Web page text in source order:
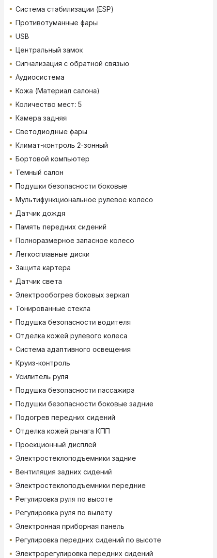
Система стабилизации (ESP)
Противотуманные фары
USB
Центральный замок
Сигнализация с обратной связью
Аудиосистема
Кожа (Материал салона)
Количество мест: 5
Камера задняя
Светодиодные фары
Климат-контроль 2-зонный
Бортовой компьютер
Темный салон
Подушки безопасности боковые
Мультифункциональное рулевое колесо
Датчик дождя
Память передних сидений
Полноразмерное запасное колесо
Легкосплавные диски
Защита картера
Датчик света
Электрообогрев боковых зеркал
Тонированные стекла
Подушка безопасности водителя
Отделка кожей рулевого колеса
Система адаптивного освещения
Круиз-контроль
Усилитель руля
Подушка безопасности пассажира
Подушки безопасности боковые задние
Подогрев передних сидений
Отделка кожей рычага КПП
Проекционный дисплей
Электростеклоподъемники задние
Вентиляция задних сидений
Электростеклоподъемники передние
Регулировка руля по высоте
Регулировка руля по вылету
Электронная приборная панель
Регулировка передних сидений по высоте
Электрорегулировка передних сидений